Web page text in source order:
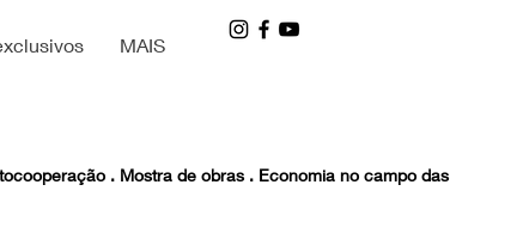
MAIS
. Mostra de obras . Economia no campo das